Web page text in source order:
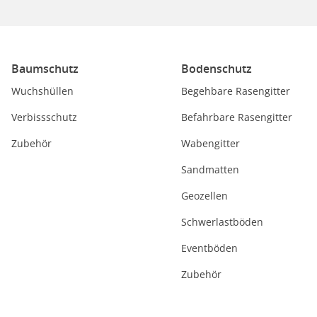
Baumschutz
Wuchshüllen
Verbissschutz
Zubehör
Bodenschutz
Begehbare Rasengitter
Befahrbare Rasengitter
Wabengitter
Sandmatten
Geozellen
Schwerlastböden
Eventböden
Zubehör